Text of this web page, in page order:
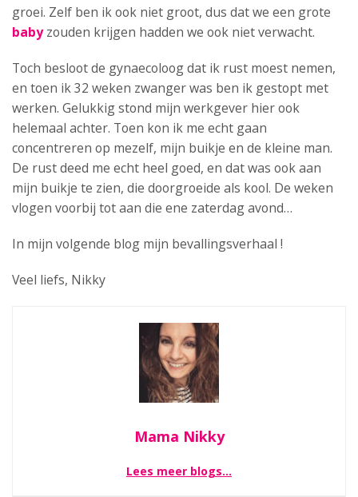
groei. Zelf ben ik ook niet groot, dus dat we een grote
babyzouden krijgen hadden we ook niet verwacht.
Toch besloot de gynaecoloog dat ik rust moest nemen,
en toen ik 32 weken zwanger was ben ik gestopt met
werken. Gelukkig stond mijn werkgever hier ook
helemaal achter. Toen kon ik me echt gaan
concentreren op mezelf, mijn buikje en de kleine man.
De rust deed me echt heel goed, en dat was ook aan
mijn buikje te zien, die doorgroeide als kool. De weken
vlogen voorbij tot aan die ene zaterdag avond…
In mijn volgende blog mijn bevallingsverhaal !
Veel liefs, Nikky
Mama Nikky
Lees meer blogs…